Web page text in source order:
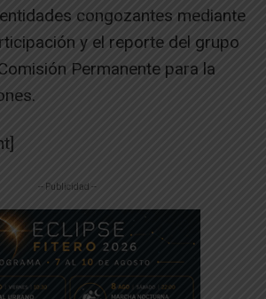
congozantes mediante
y el reporte del grupo
Permanente para la
-- Publicidad --